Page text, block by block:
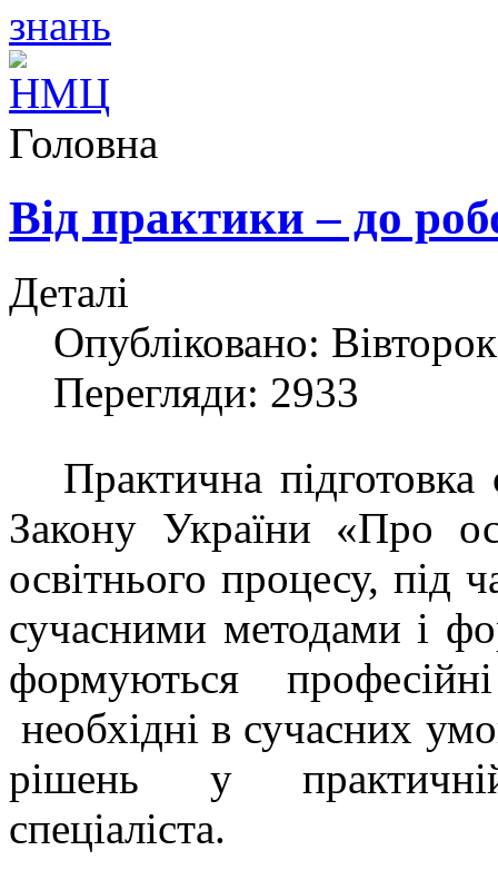
Головна
Від практики – до
Деталі
Опубліковано:
Перегляди: 2933
Практична підготовка
Закону України «Про
освітнього процесу, під
сучасними методами і
формуються
необхідні в сучасних
рішень у
спеціаліста.